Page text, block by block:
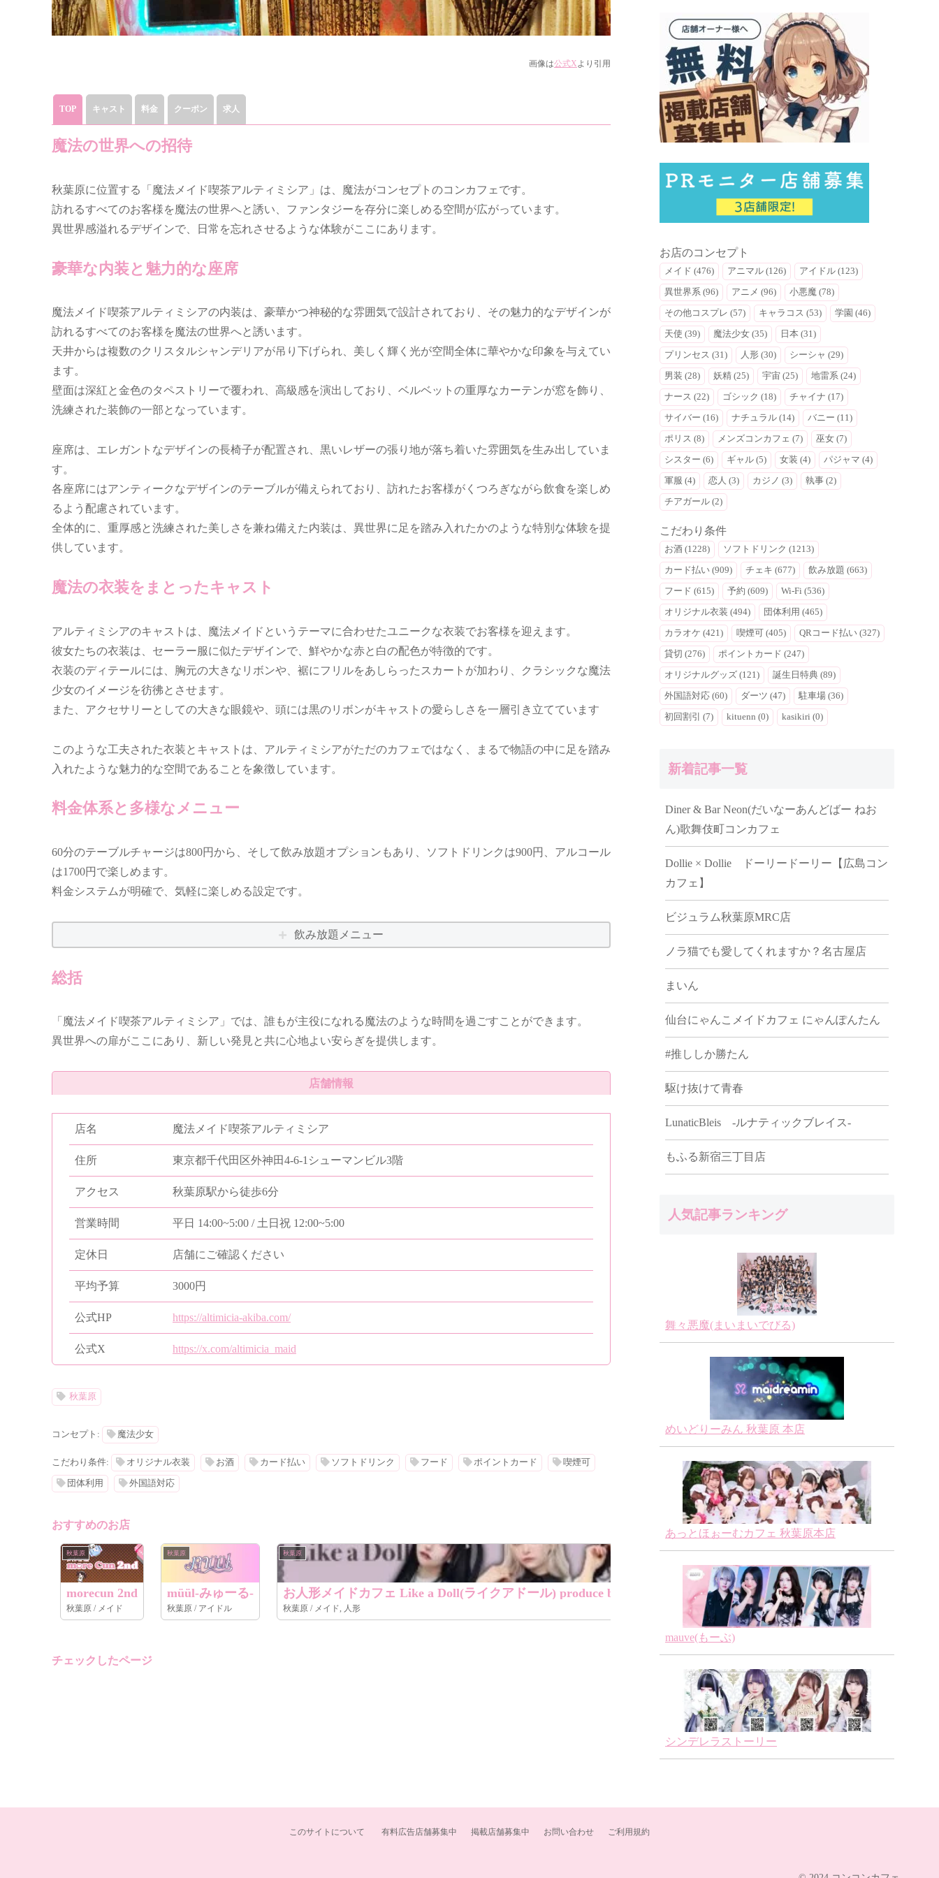
画像は公式Xより引用
TOP キャスト 料金 クーポン 求人
魔法の世界への招待
秋葉原に位置する「魔法メイド喫茶アルティミシア」は、魔法がコンセプトのコンカフェです。
訪れるすべてのお客様を魔法の世界へと誘い、ファンタジーを存分に楽しめる空間が広がっています。
異世界感溢れるデザインで、日常を忘れさせるような体験がここにあります。
豪華な内装と魅力的な座席
魔法メイド喫茶アルティミシアの内装は、豪華かつ神秘的な雰囲気で設計されており、その魅力的なデザインが
訪れるすべてのお客様を魔法の世界へと誘います。
天井からは複数のクリスタルシャンデリアが吊り下げられ、美しく輝く光が空間全体に華やかな印象を与えてい
ます。
壁面は深紅と金色のタペストリーで覆われ、高級感を演出しており、ベルベットの重厚なカーテンが窓を飾り、
洗練された装飾の一部となっています。
座席は、エレガントなデザインの長椅子が配置され、黒いレザーの張り地が落ち着いた雰囲気を生み出していま
す。
各座席にはアンティークなデザインのテーブルが備えられており、訪れたお客様がくつろぎながら飲食を楽しめ
るよう配慮されています。
全体的に、重厚感と洗練された美しさを兼ね備えた内装は、異世界に足を踏み入れたかのような特別な体験を提
供しています。
魔法の衣装をまとったキャスト
アルティミシアのキャストは、魔法メイドというテーマに合わせたユニークな衣装でお客様を迎えます。
彼女たちの衣装は、セーラー服に似たデザインで、鮮やかな赤と白の配色が特徴的です。
衣装のディテールには、胸元の大きなリボンや、裾にフリルをあしらったスカートが加わり、クラシックな魔法
少女のイメージを彷彿とさせます。
また、アクセサリーとしての大きな眼鏡や、頭には黒のリボンがキャストの愛らしさを一層引き立てています
このような工夫された衣装とキャストは、アルティミシアがただのカフェではなく、まるで物語の中に足を踏み
入れたような魅力的な空間であることを象徴しています。
料金体系と多様なメニュー
60分のテーブルチャージは800円から、そして飲み放題オプションもあり、ソフトドリンクは900円、アルコール
は1700円で楽しめます。
料金システムが明確で、気軽に楽しめる設定です。
飲み放題メニュー
総括
「魔法メイド喫茶アルティミシア」では、誰もが主役になれる魔法のような時間を過ごすことができます。
異世界への扉がここにあり、新しい発見と共に心地よい安らぎを提供します。
店舗情報
店名 魔法メイド喫茶アルティミシア
住所 東京都千代田区外神田4-6-1シューマンビル3階
アクセス 秋葉原駅から徒歩6分
営業時間 平日 14:00~5:00 / 土日祝 12:00~5:00
定休日 店舗にご確認ください
平均予算 3000円
公式HP https://altimicia-akiba.com/
公式X https://x.com/altimicia_maid
秋葉原
コンセプト: 魔法少女
こだわり条件: オリジナル衣装 お酒 カード払い ソフトドリンク フード ポイントカード 喫煙可
団体利用 外国語対応
おすすめのお店
秋葉原
morecun 2nd
秋葉原 / メイド
秋葉原
müül-みゅーる-
秋葉原 / アイドル
秋葉原
お人形メイドカフェ Like a Doll(ライクアドール) produce by EATME
秋葉原 / メイド, 人形
秋葉原
エターナル 本店
秋葉原 / メイド
秋葉原
誠酒屋
秋葉原 /
日本, 男装
チェックしたページ
お店のコンセプト
メイド (476) アニマル (126) アイドル (123)
異世界系 (96) アニメ (96) 小悪魔 (78)
その他コスプレ (57) キャラコス (53) 学園 (46)
天使 (39) 魔法少女 (35) 日本 (31)
プリンセス (31) 人形 (30) シーシャ (29)
男装 (28) 妖精 (25) 宇宙 (25) 地雷系 (24)
ナース (22) ゴシック (18) チャイナ (17)
サイバー (16) ナチュラル (14) バニー (11)
ポリス (8) メンズコンカフェ (7) 巫女 (7)
シスター (6) ギャル (5) 女装 (4) パジャマ (4)
軍服 (4) 恋人 (3) カジノ (3) 執事 (2)
チアガール (2)
こだわり条件
お酒 (1228) ソフトドリンク (1213)
カード払い (909) チェキ (677) 飲み放題 (663)
フード (615) 予約 (609) Wi-Fi (536)
オリジナル衣装 (494) 団体利用 (465)
カラオケ (421) 喫煙可 (405) QRコード払い (327)
貸切 (276) ポイントカード (247)
オリジナルグッズ (121) 誕生日特典 (89)
外国語対応 (60) ダーツ (47) 駐車場 (36)
初回割引 (7) kituenn (0) kasikiri (0)
新着記事一覧
Diner & Bar Neon(だいなーあんどばー ねお
ん)歌舞伎町コンカフェ
Dollie × Dollie ドーリードーリー【広島コン
カフェ】
ビジュラム秋葉原MRC店
ノラ猫でも愛してくれますか？名古屋店
まいん
仙台にゃんこメイドカフェ にゃんぽんたん
#推ししか勝たん
駆け抜けて青春
LunaticBleis -ルナティックブレイス-
もふる新宿三丁目店
人気記事ランキング
舞々悪魔(まいまいでびる)
めいどりーみん 秋葉原 本店
あっとほぉーむカフェ 秋葉原本店
mauve(もーぶ)
シンデレラストーリー
このサイトについて 有料広告店舗募集中 掲載店舗募集中 お問い合わせ ご利用規約